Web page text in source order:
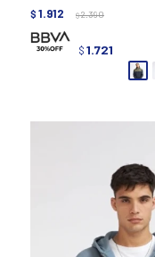
$ 1.912 $ 2.390
$ 1.721